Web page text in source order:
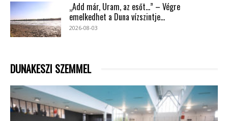
„Add már, Uram, az esőt…” – Végre
emelkedhet a Duna vízszintje...
2026-08-03
DUNAKESZI SZEMMEL